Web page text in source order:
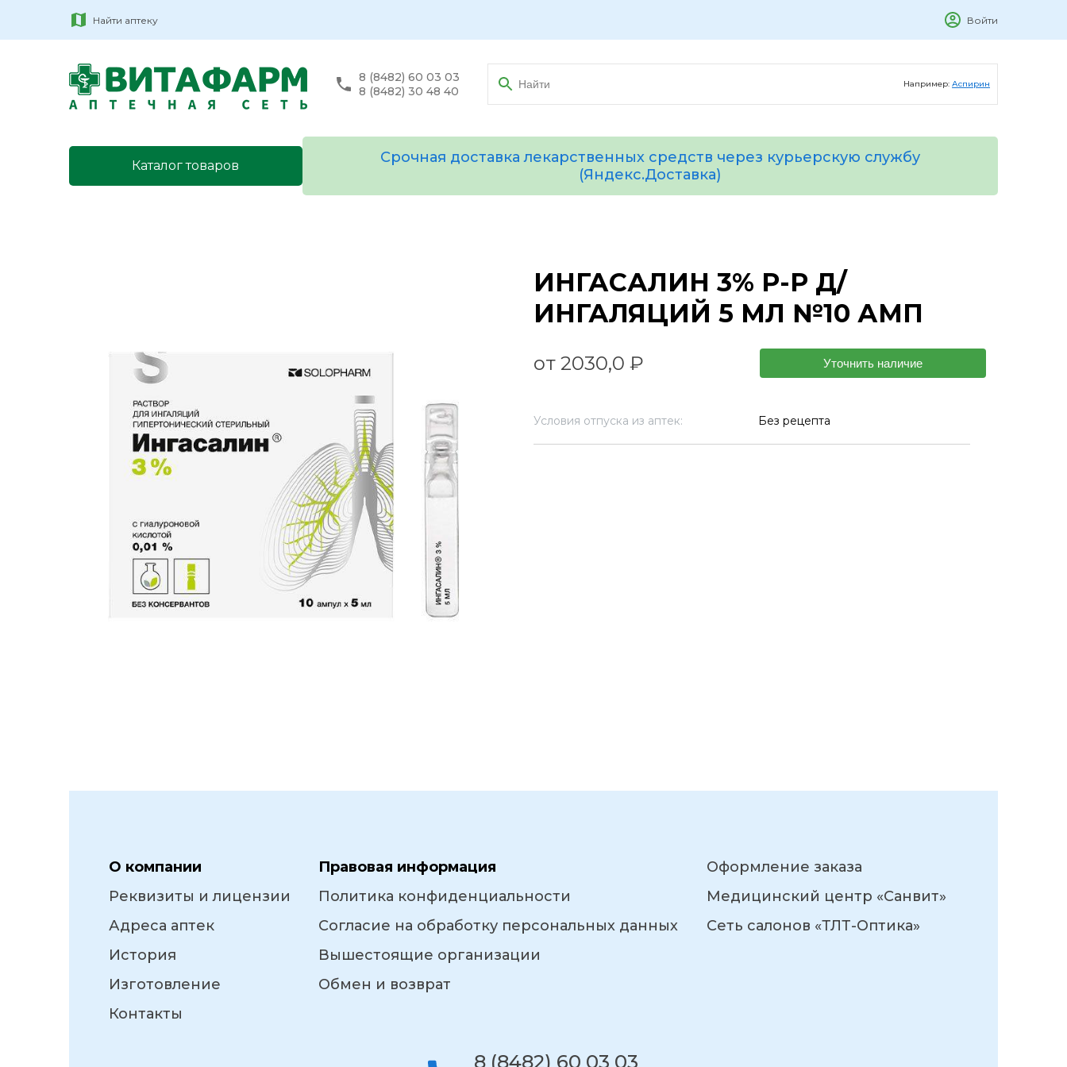
Найти аптеку Войти
8 (8482) 60 03 03
8 (8482) 30 48 40
Например: Аспирин
Каталог товаров
Срочная доставка лекарственных средств через курьерскую службу
(Яндекс.Доставка)
ИНГАСАЛИН 3% Р-Р Д/
ИНГАЛЯЦИЙ 5 МЛ №10 АМП
от 2030,0 ₽ Уточнить наличие
Условия отпуска из аптек: Без рецепта
О компании
Реквизиты и лицензии
Адреса аптек
История
Изготовление
Контакты
Правовая информация
Политика конфиденциальности
Согласие на обработку персональных данных
Вышестоящие организации
Обмен и возврат
Оформление заказа
Медицинский центр «Санвит»
Сеть салонов «ТЛТ-Оптика»
8 (8482) 60 03 03